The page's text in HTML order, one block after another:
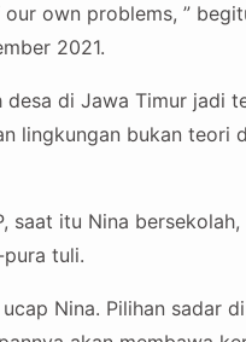
own problems, ”
2021.
di Jawa Timur jadi
lingkungan bukan teori
saat itu Nina
tuli.
Nina. Pilihan sadar